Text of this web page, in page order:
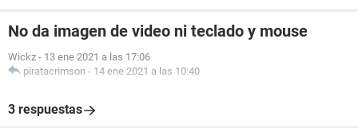
No da imagen de video ni teclado y mouse
Wickz - 13 ene 2021 a las 17:06
piratacrimson - 14 ene 2021 a las 10:40
3 respuestas